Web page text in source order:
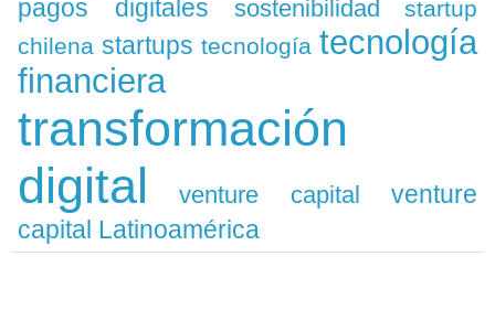
pagos digitales sostenibilidad
startup
chilena startups tecnología tecnología
financiera
transformación
digital
venture capital
venture
capital Latinoamérica